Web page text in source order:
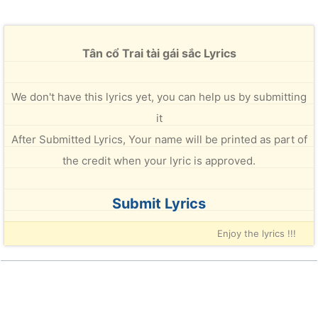
Tân cổ Trai tài gái sắc Lyrics
We don't have this lyrics yet, you can help us by submitting
it
After Submitted Lyrics, Your name will be printed as part of
the credit when your lyric is approved.
Submit Lyrics
Enjoy the lyrics !!!